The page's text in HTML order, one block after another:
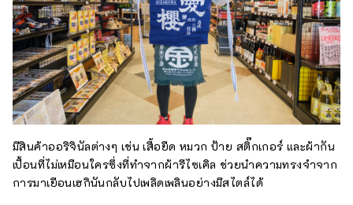
มีสินค้าออริจินัลต่างๆ เช่น เสื้อยืด หมวก ป้าย สติ๊กเกอร์ และผ้ากัน
เปื้อนที่ไม่เหมือนใครซึ่งที่ทำจากผ้ารีไซเคิล ช่วยนำความทรงจำจาก
การมาเยือนเฮกินันกลับไปเพลิดเพลินอย่างมีสไตล์ได้